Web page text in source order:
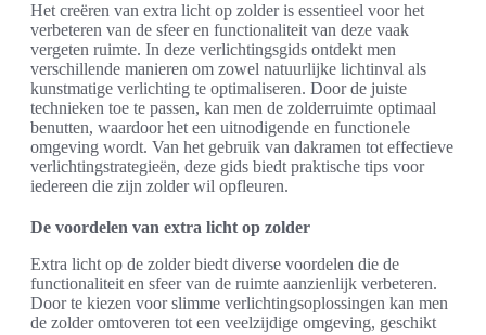
Het creëren van extra licht op zolder is essentieel voor het
verbeteren van de sfeer en functionaliteit van deze vaak
vergeten ruimte. In deze verlichtingsgids ontdekt men
verschillende manieren om zowel natuurlijke lichtinval als
kunstmatige verlichting te optimaliseren. Door de juiste
technieken toe te passen, kan men de zolderruimte optimaal
benutten, waardoor het een uitnodigende en functionele
omgeving wordt. Van het gebruik van dakramen tot effectieve
verlichtingstrategieën, deze gids biedt praktische tips voor
iedereen die zijn zolder wil opfleuren.
De voordelen van extra licht op zolder
Extra licht op de zolder biedt diverse voordelen die de
functionaliteit en sfeer van de ruimte aanzienlijk verbeteren.
Door te kiezen voor slimme verlichtingsoplossingen kan men
de zolder omtoveren tot een veelzijdige omgeving, geschikt